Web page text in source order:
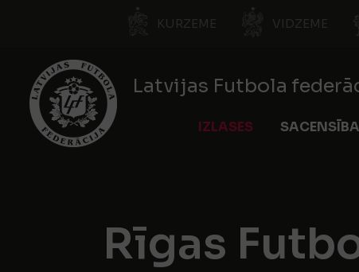
KURZEME VIDZEME
Latvijas Futbola
IZLASES
Rīgas